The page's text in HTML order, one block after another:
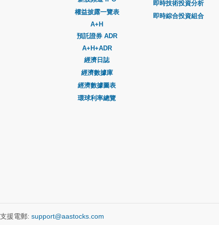
權益披露一覽表
A+H
預託證券 ADR
A+H+ADR
經濟日誌
經濟數據庫
經濟數據圖表
環球利率總覽
即時技術投資分析
即時綜合投資組合
支援電郵: support@aastocks.com